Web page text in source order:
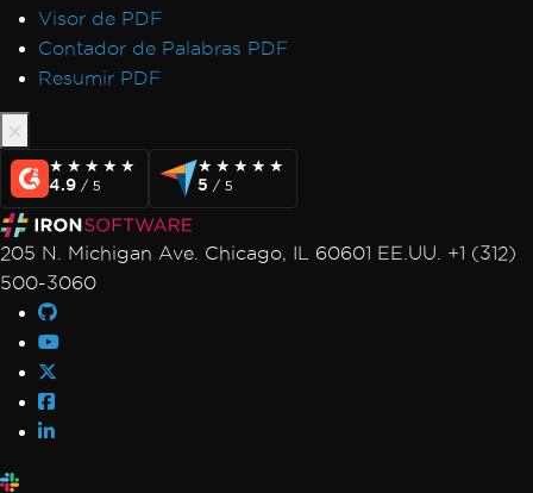
Visor de PDF
Contador de Palabras PDF
Resumir PDF
★★★★★
★★★★★
4.9 / 5
★★★★★
★★★★★
5 / 5
205 N. Michigan Ave. Chicago, IL 60601 EE.UU. +1 (312)
500-3060